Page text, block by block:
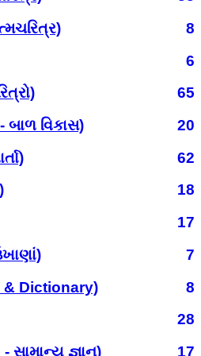
8
6
65
બાળ વિકાસ)
20
62
18
17
7
Dictionary)
8
28
સામાન્ય જ્ઞાન)
17